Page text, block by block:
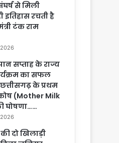
से मिली
इतिहास रचती है
टंक राम
सप्ताह के राज्य
का सफल
के प्रथम
(Mother Milk
घोषणा……
दो खिलाड़ी